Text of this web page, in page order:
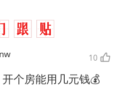
10
个房能用几元钱💰